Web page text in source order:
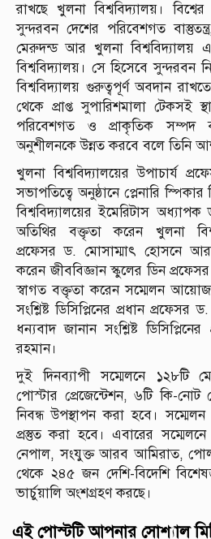
রাখছে খুলনা বিশ্ববিদ্যালয়।
সুন্দরবন দেশের পরিবেশগত
মেরুদন্ড আর খুলনা বিশ্ববিদ্যালয়
বিশ্ববিদ্যালয়। সে হিসেবে সুন্দরবন
বিশ্ববিদ্যালয় গুরুত্বপূর্ণ অবদান
থেকে প্রাপ্ত সুপারিশমালা টেকসই
পরিবেশগত ও প্রাকৃতিক সম্পদ
অনুশীলনকে উন্নত করবে বলে তিনি
খুলনা বিশ্ববিদ্যালয়ের উপাচার্য
সভাপতিত্বে অনুষ্ঠানে প্লেনারি
বিশ্ববিদ্যালয়ের ইমেরিটাস
অতিথির বক্তৃতা করেন খুলনা
প্রফেসর ড. মোসাম্মাৎ হোসনে
করেন জীববিজ্ঞান স্কুলের ডিন
স্বাগত বক্তৃতা করেন সম্মেলন
সংশ্লিষ্ট ডিসিপ্লিনের প্রধান
ধন্যবাদ জানান সংশ্লিষ্ট
রহমান।
দুই দিনব্যাপী সম্মেলনে ১২৮টি
পোস্টার প্রেজেন্টেশন, ৬টি কি-
নিবন্ধ উপস্থাপন করা হবে।
প্রস্তুত করা হবে। এবারের
নেপাল, সংযুক্ত আরব আমিরাত,
থেকে ২৪৫ জন দেশি-বিদেশি
ভার্চুয়ালি অংশগ্রহণ করছে।
এই পোস্টটি আপনার সোশ্যাল